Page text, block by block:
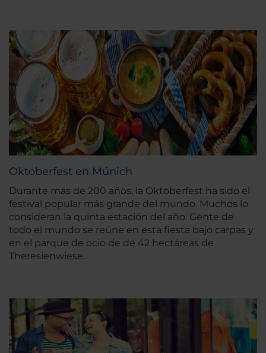
Oktoberfest en Múnich
Durante más de 200 años, la Oktoberfest ha sido el
festival popular más grande del mundo. Muchos lo
consideran la quinta estación del año. Gente de
todo el mundo se reúne en esta fiesta bajo carpas y
en el parque de ocio de de 42 hectáreas de
Theresienwiese.